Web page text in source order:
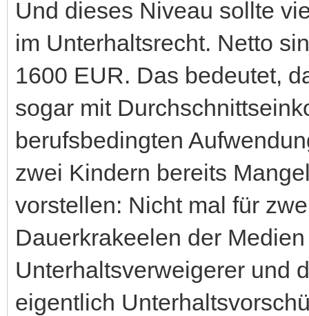
Und dieses Niveau sollte
im Unterhaltsrecht. Netto
1600 EUR. Das bedeutet,
sogar mit
berufsbedingten
zwei Kindern bereits
vorstellen: Nicht mal für
Dauerkrakeelen der
Unterhaltsverweigerer und
eigentlich